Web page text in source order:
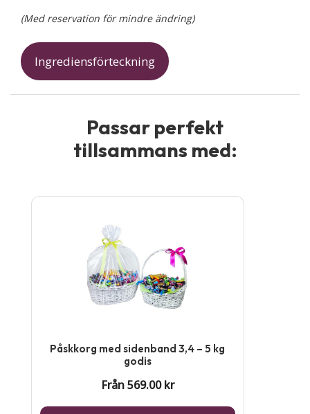
(Med reservation för mindre ändring)
Ingrediensförteckning
Passar perfekt
tillsammans med:
Påskkorg med sidenband 3,4 – 5 kg
godis
Från569.00kr
produkten